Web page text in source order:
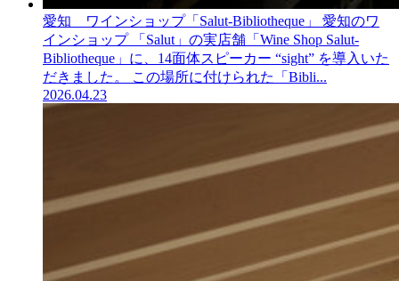
愛知 ワインショップ「Salut-Bibliotheque」
愛知のワ
インショップ 「Salut」の実店舗「Wine Shop Salut-
Bibliotheque」に、14面体スピーカー “sight” を導入いた
だきました。 この場所に付けられた「Bibli...
2026.04.23